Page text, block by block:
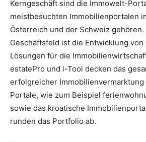
Kerngeschäft sind die Immowelt-
meistbesuchten Immobilienportalen
Österreich und der Schweiz gehören.
Geschäftsfeld ist die Entwicklung
Lösungen für die
estatePro und i-Tool decken das
erfolgreicher Immobilienvermarktung
Portale, wie zum Beispiel
sowie das kroatische
runden das Portfolio ab.